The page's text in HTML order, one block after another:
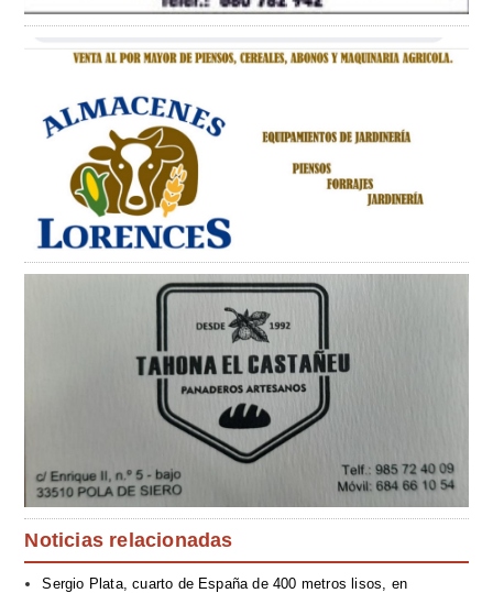
Noticias relacionadas
Sergio Plata, cuarto de España de 400 metros lisos, en